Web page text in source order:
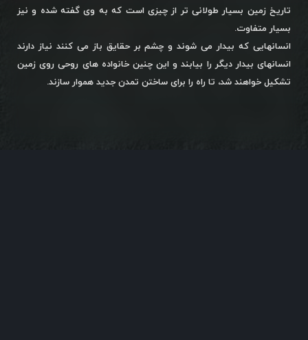
تاریخ زمین بسیار طولانی تر از چیزی است که به وی گفته شده و نیز
بسیار متفاوت.
انسانهایی که بیدار می شوند و چشم بر حقایق باز می کنند نیاز دارند
انسانهای بیدار دیگر را بیابند و این چنین خانواده های روحی روی زمین
تشکیل خواهند شد، تا راه را برای ساختن تمدن جدید هموار سازند.